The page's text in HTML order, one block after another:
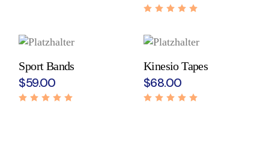
Sport Bands
$59.00
Kinesio Tapes
$68.00